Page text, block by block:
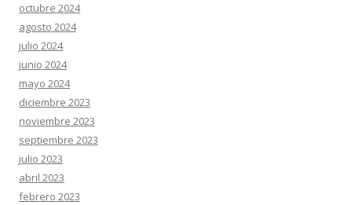
octubre 2024
agosto 2024
julio 2024
junio 2024
mayo 2024
diciembre 2023
noviembre 2023
septiembre 2023
julio 2023
abril 2023
febrero 2023